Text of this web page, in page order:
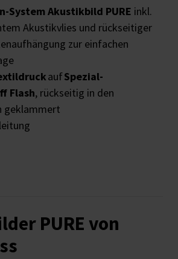
System Akustikbild PURE inkl.
Akustikvlies und rückseitiger
zur einfachen
aufSpezial-
Flash, rückseitig in den
geklammert
PURE von